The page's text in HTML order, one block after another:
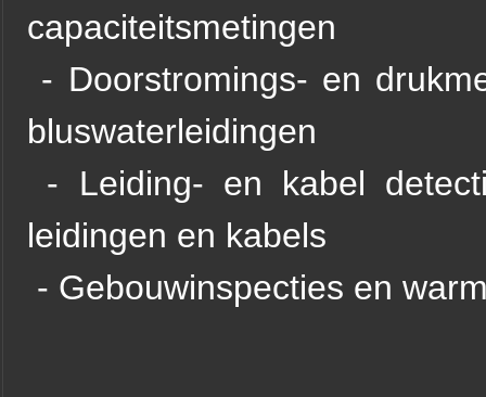
capaciteitsmetingen
- Doorstromings- en
bluswaterleidingen
- Leiding- en kabel
leidingen en kabels
- Gebouwinspecties en